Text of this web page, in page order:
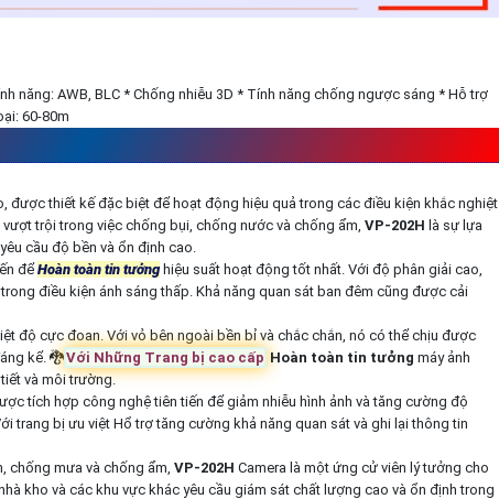
năng: AWB, BLC * Chống nhiễu 3D * Tính năng chống ngược sáng * Hỗ trợ
60-80m
được thiết kế đặc biệt để hoạt động hiệu quả trong các điều kiện khắc nghiệt
trội trong việc chống bụi, chống nước và chống ẩm, VP-202H là sự lựa
cầu độ bền và ổn định cao.
để Hoàn toàn tin tưởnghiệu suất hoạt động tốt nhất. Với độ phân giải cao,
điều kiện ánh sáng thấp. Khả năng quan sát ban đêm cũng được cải
độ cực đoan. Với vỏ bên ngoài bền bỉ và chắc chắn, nó có thể chịu được
kể. 🐉️Với Những Trang bị cao cấp Hoàn toàn tin tưởng máy ảnh
và môi trường.
tích hợp công nghệ tiên tiến để giảm nhiễu hình ảnh và tăng cường độ
trang bị ưu việt Hổ trợ tăng cường khả năng quan sát và ghi lại thông tin
chống mưa và chống ẩm, VP-202H Camera là một ứng cử viên lý tưởng cho
kho và các khu vực khác yêu cầu giám sát chất lượng cao và ổn định trong